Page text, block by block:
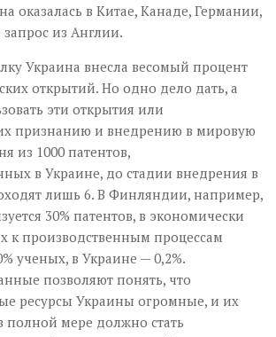
оказалась в Китае, Канаде, Германии,
из Англии.
Украина внесла весомый процент
открытий. Но одно дело дать, а
эти открытия или
их признанию и внедрению в мировую
из 1000 патентов,
в Украине, до стадии внедрения в
лишь 6. В Финляндии, например,
30% патентов, в экономически
к производственным процессам
ученых, в Украине — 0,2%.
позволяют понять, что
ресурсы Украины огромные, и их
полной мере должно стать